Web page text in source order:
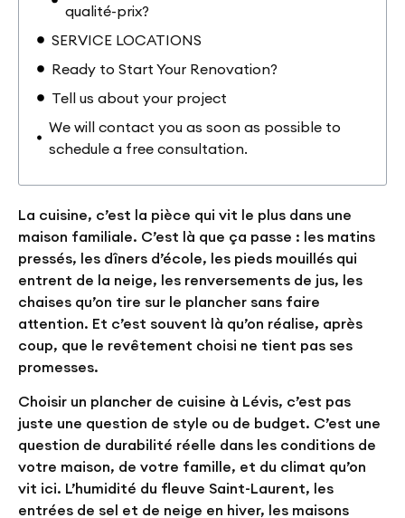
qualité-prix?
SERVICE LOCATIONS
Ready to Start Your Renovation?
Tell us about your project
We will contact you as soon as possible to
schedule a free consultation.
La cuisine, c’est la pièce qui vit le plus dans une
maison familiale. C’est là que ça passe : les matins
pressés, les dîners d’école, les pieds mouillés qui
entrent de la neige, les renversements de jus, les
chaises qu’on tire sur le plancher sans faire
attention. Et c’est souvent là qu’on réalise, après
coup, que le revêtement choisi ne tient pas ses
promesses.
Choisir un plancher de cuisine à Lévis, c’est pas
juste une question de style ou de budget. C’est une
question de durabilité réelle dans les conditions de
votre maison, de votre famille, et du climat qu’on
vit ici. L’humidité du fleuve Saint-Laurent, les
entrées de sel et de neige en hiver, les maisons